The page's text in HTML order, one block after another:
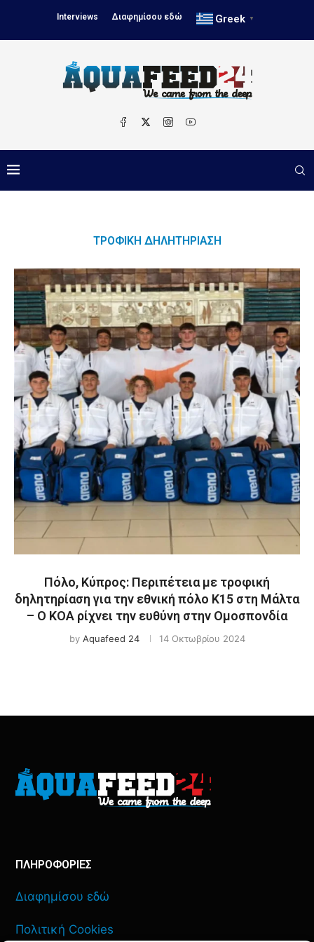
Interviews Διαφημίσου εδώ Greek ▼
ΤΡΟΦΙΚΉ ΔΗΛΗΤΗΡΊΑΣΗ
Πόλο, Κύπρος: Περιπέτεια με τροφική
δηλητηρίαση για την εθνική πόλο Κ15 στη Μάλτα
– Ο ΚΟΑ ρίχνει την ευθύνη στην Ομοσπονδία
by Aquafeed 24 14 Οκτωβρίου 2024
ΠΛΗΡΟΦΟΡΙΕΣ
Διαφημίσου εδώ
Πολιτική Cookies